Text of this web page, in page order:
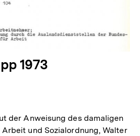
1973
der Anweisung des damaligen
und Sozialordnung, Walter